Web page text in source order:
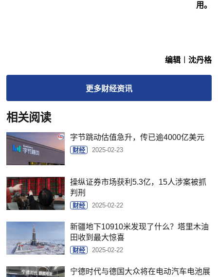
用。
编辑︱沈丹格
更多财经资讯
相关阅读
字节跳动估值急升，传已逾4000亿美元
财经 2025-02-23
操纵证券市场获利5.3亿，15人涉案被抓
判刑
财经 2025-02-22
新疆地下10910米发现了什么？塔里木油
田收到最大惊喜
财经 2025-02-22
宁德时代与德国大众将在电动汽车电池展